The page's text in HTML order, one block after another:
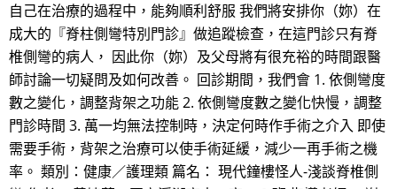
自己在治療的過程中，能夠順利舒服 我們將安排你（妳）在
成大的『脊柱側彎特別門診』做追蹤檢查，在這門診只有脊
椎側彎的病人， 因此你（妳）及父母將有很充裕的時間跟醫
師討論一切疑問及如何改善。 回診期間，我們會 1. 依側彎度
數之變化，調整背架之功能 2. 依側彎度數之變化快慢，調整
門診時間 3. 萬一均無法控制時，決定何時作手術之介入 即使
需要手術，背架之治療可以使手術延緩，減少一再手術之機
率。 類別：健康／護理類 篇名： 現代鐘樓怪人-淺談脊椎側